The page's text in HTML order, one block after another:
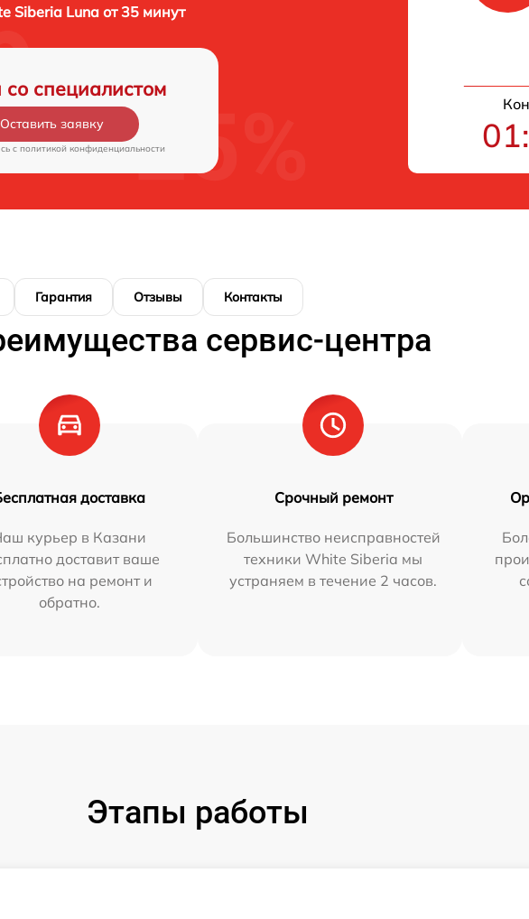
Siberia Luna от 35 минут
со специалистом
Оставить заявку
c политикой конфиденциальности
Гарантия Отзывы Контакты
сервис-центра
доставка
курьер в Казани
доставит ваше
на ремонт и
обратно.
Срочный ремонт
Большинство неисправностей
техники White Siberia мы
устраняем в течение 2 часов.
Этапы работы